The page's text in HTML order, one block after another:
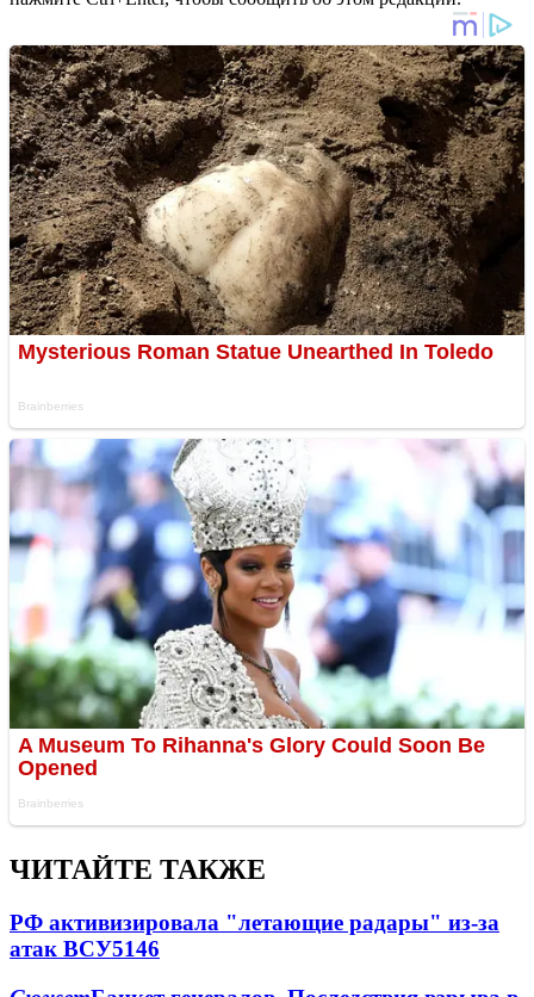
ЧИТАЙТЕ ТАКЖЕ
РФ активизировала "летающие радары" из-за
атак ВСУ5146